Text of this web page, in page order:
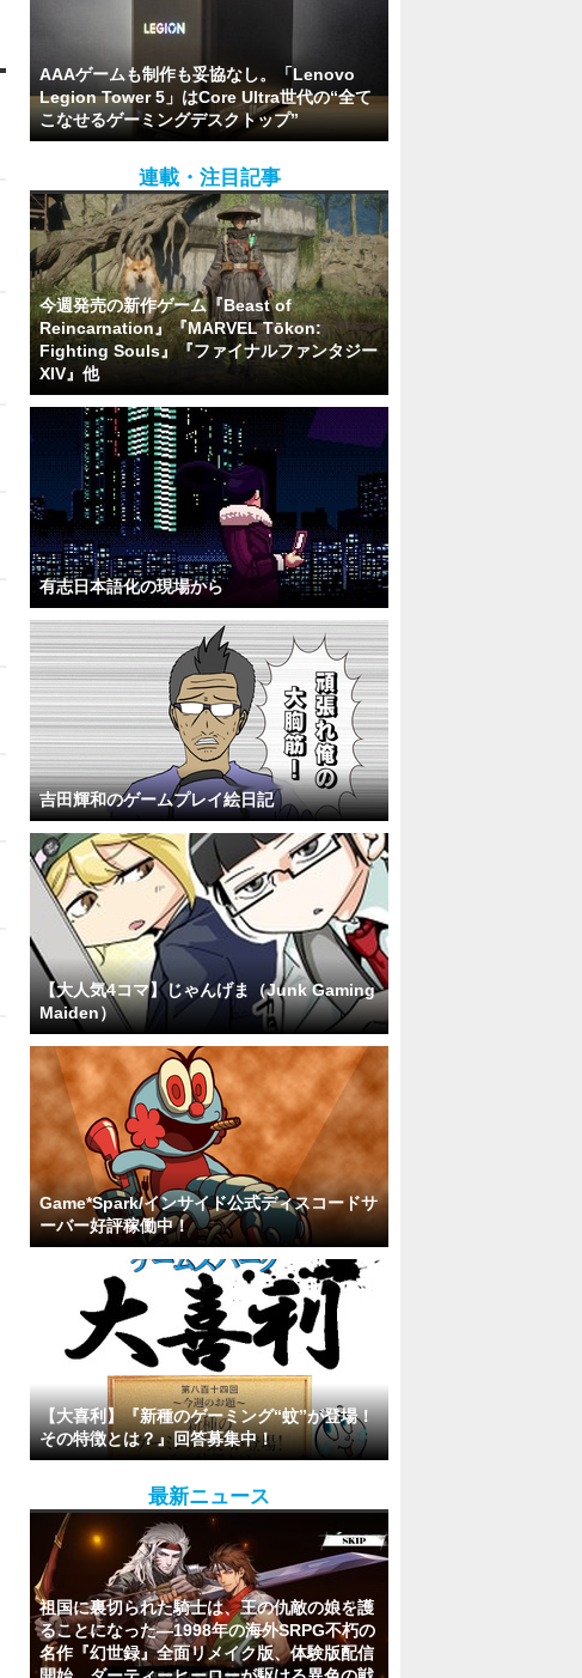
AAAゲームも制作も妥協なし。「Lenovo
Legion Tower 5」はCore Ultra世代の“全て
こなせるゲーミングデスクトップ”
連載・注目記事
今週発売の新作ゲーム『Beast of
Reincarnation』『MARVEL Tōkon:
Fighting Souls』『ファイナルファンタジー
XIV』他
有志日本語化の現場から
吉田輝和のゲームプレイ絵日記
【大人気4コマ】じゃんげま（Junk Gaming
Maiden）
Game*Spark/インサイド公式ディスコードサ
ーバー好評稼働中！
【大喜利】『新種のゲーミング“蚊”が登場！
その特徴とは？』回答募集中！
最新ニュース
祖国に裏切られた騎士は、王の仇敵の娘を護
ることになった―1998年の海外SRPG不朽の
名作『幻世録』全面リメイク版、体験版配信